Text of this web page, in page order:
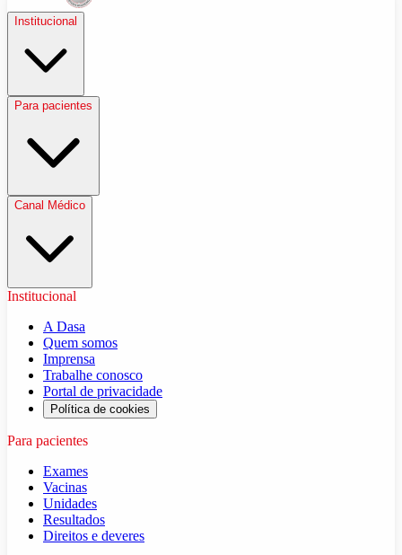
Institucional
Para pacientes
Canal Médico
Institucional
A Dasa
Quem somos
Imprensa
Trabalhe conosco
Portal de privacidade
Política de cookies
Para pacientes
Exames
Vacinas
Unidades
Resultados
Direitos e deveres